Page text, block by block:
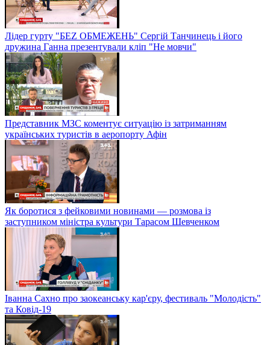
Лідер гурту "БЕZ ОБМЕЖЕНЬ" Сергій Танчинець і його
дружина Ганна презентували кліп "Не мовчи"
Представник МЗС коментує ситуацію із затриманням
українських туристів в аеропорту Афін
Як боротися з фейковими новинами — розмова із
заступником міністра культури Тарасом Шевченком
Іванна Сахно про заокеанську кар'єру, фестиваль "Молодість"
та Ковід-19